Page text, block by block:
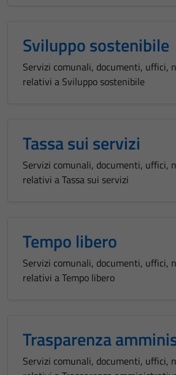
Sviluppo sostenibile
Servizi comunali, documenti, uffici,
relativi a Sviluppo sostenibile
Tassa sui servizi
Servizi comunali, documenti, uffici,
relativi a Tassa sui servizi
Tempo libero
Servizi comunali, documenti, uffici,
relativi a Tempo libero
Trasparenza
Servizi comunali, documenti, uffici,